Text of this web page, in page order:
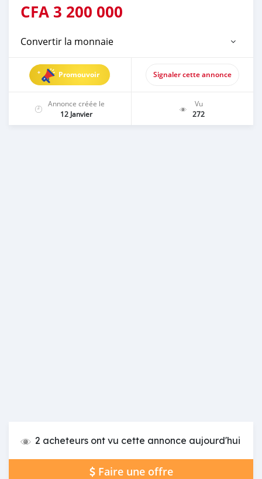
CFA 3 200 000
Convertir la monnaie
Promouvoir Signaler cette annonce
Annonce créée le
12 Janvier
Vu
272
2 acheteurs ont vu cette annonce aujourd'hui
Faire une offre